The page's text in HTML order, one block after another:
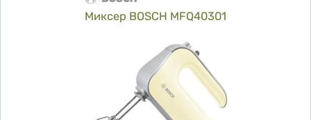
Миксер BOSCH MFQ40301